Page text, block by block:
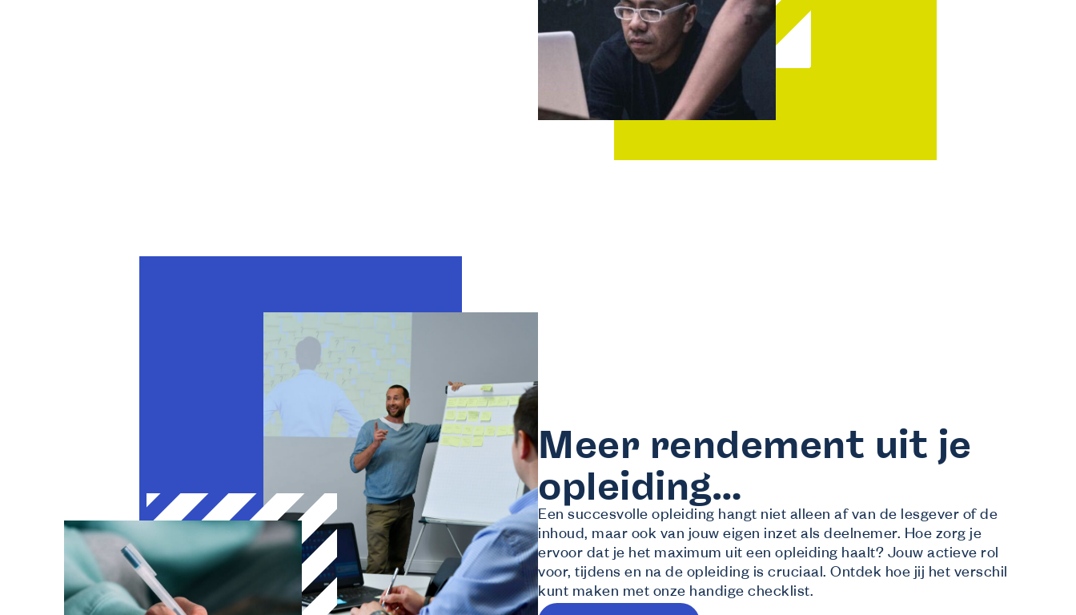
Meer rendement uit je
opleiding…
Een succesvolle opleiding hangt niet alleen af van de lesgever of de
inhoud, maar ook van jouw eigen inzet als deelnemer. Hoe zorg je
ervoor dat je het maximum uit een opleiding haalt? Jouw actieve rol
voor, tijdens en na de opleiding is cruciaal. Ontdek hoe jij het verschil
kunt maken met onze handige checklist.